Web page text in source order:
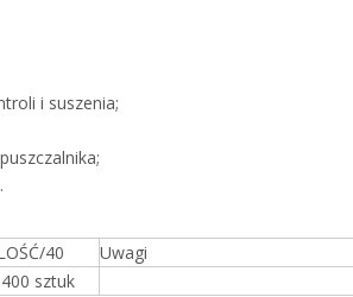
i suszenia;
40
Uwagi
sztuk